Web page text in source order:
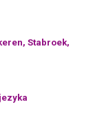
Stabroek,